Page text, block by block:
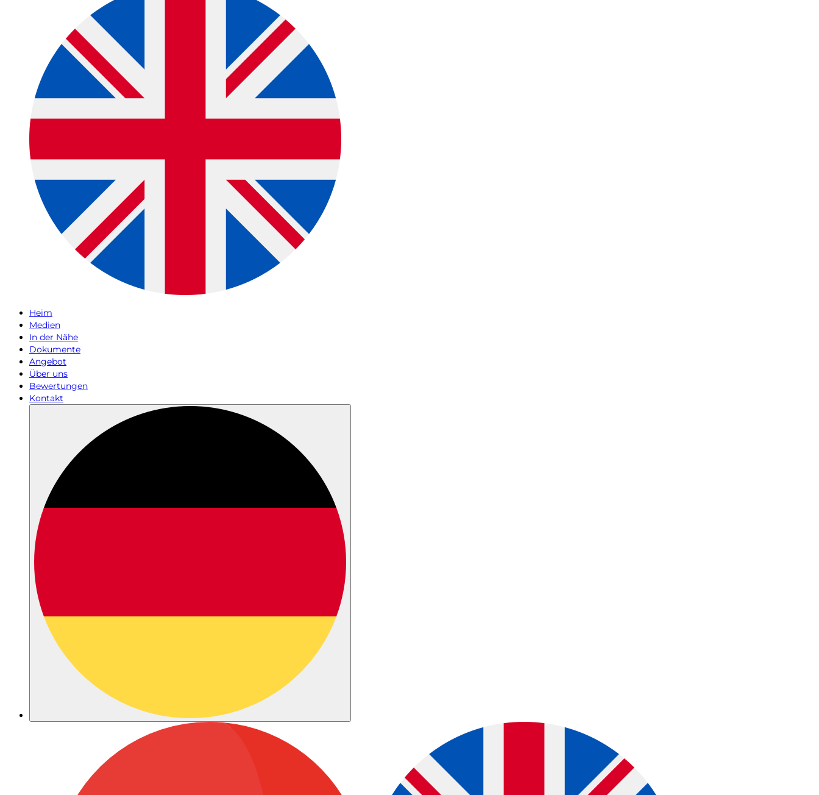
Heim
Medien
In der Nähe
Dokumente
Angebot
Über uns
Bewertungen
Kontakt